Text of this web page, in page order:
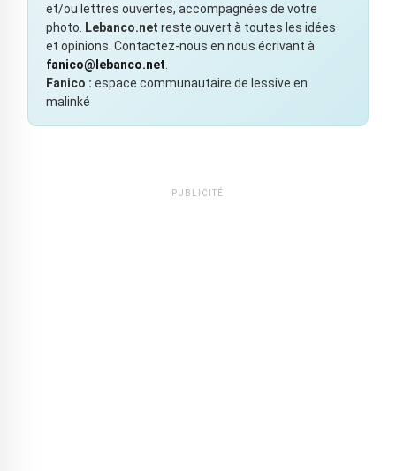
et/ou lettres ouvertes, accompagnées de votre
photo.
Lebanco.net reste ouvert à toutes les idées
et opinions. Contactez-nous en nous écrivant à
fanico@lebanco.net
Fanico : espace communautaire de lessive en
malinké
PUBLICITÉ